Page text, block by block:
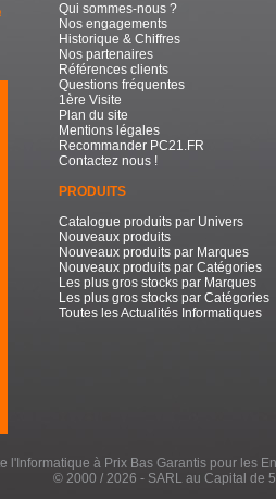
Qui sommes-nous ?
Nos engagements
Historique & Chiffres
Nos partenaires
Références clients
Questions fréquentes
1ère Visite
Plan du site
Mentions légales
Recommander PC21.FR
Contactez nous !
PRODUITS
Catalogue produits par Univers
Nouveaux produits
Nouveaux produits par Marques
Nouveaux produits par Catégories
Les plus gros stocks par Marques
Les plus gros stocks par Catégories
Toutes les Actualités Informatiques
l'Informatique à Prix Bas Garantis pour les
© 2000 / 2026 - SARL au Capital de